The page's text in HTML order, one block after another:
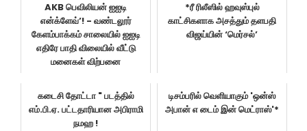
AKB பெவிலியன் ஐஐடி
என்க்ளேவ்’! - வண்டலூர்
கேளம்பாக்கம் சாலையில் ஐஐடி
எதிரே பாதி விலையில் வீட்டு
மனைகள் விற்பனை
*ரீ ரிலீஸில் ஹவுஸ்புல்
காட்சிகளாக அசத்தும் தளபதி
விஜய்யின் ‘மெர்சல்’
கடைசி தோட்டா " படத்தில்
எம்.பி.ஏ. பட்டதாரியான அபிராமி
நமஹ !
டிசம்பரில் வெளியாகும் 'ஒன்ஸ்
அபான் எ டைம் இன் மெட்ராஸ்'*